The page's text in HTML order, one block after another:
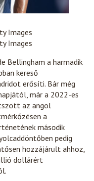
Images
Images
Bellingham a harmadik
kereső
erősíti. Bár még
már a 2022-es
az angol
a
második
pedig
hozzájárult ahhoz,
dollárért